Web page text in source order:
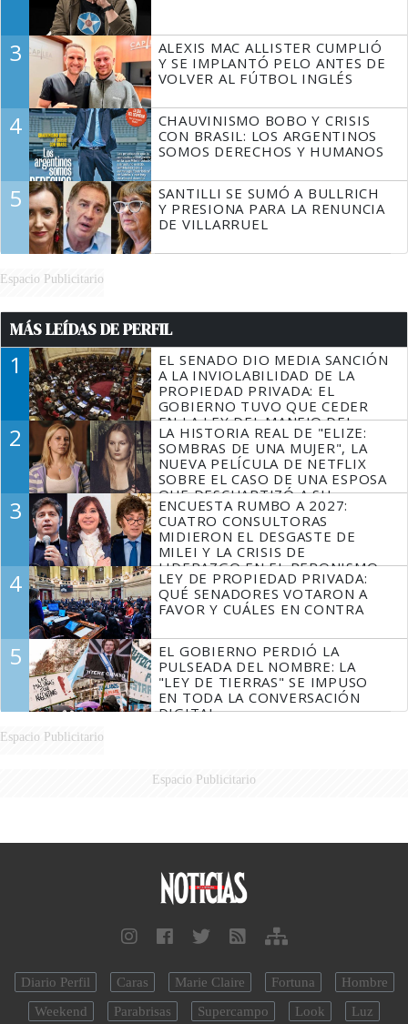
3
ALEXIS MAC ALLISTER CUMPLIÓ
Y SE IMPLANTÓ PELO ANTES DE
VOLVER AL FÚTBOL INGLÉS
4
CHAUVINISMO BOBO Y CRISIS
CON BRASIL: LOS ARGENTINOS
SOMOS DERECHOS Y HUMANOS
5
SANTILLI SE SUMÓ A BULLRICH
Y PRESIONA PARA LA RENUNCIA
DE VILLARRUEL
Espacio Publicitario
MÁS LEÍDAS DE PERFIL
1
EL SENADO DIO MEDIA SANCIÓN
A LA INVIOLABILIDAD DE LA
PROPIEDAD PRIVADA: EL
GOBIERNO TUVO QUE CEDER
EN LA LEY DEL MANEJO DEL
FUEGO
2
LA HISTORIA REAL DE "ELIZE:
SOMBRAS DE UNA MUJER", LA
NUEVA PELÍCULA DE NETFLIX
SOBRE EL CASO DE UNA ESPOSA
QUE DESCUARTIZÓ A SU
MARIDO
3
ENCUESTA RUMBO A 2027:
CUATRO CONSULTORAS
MIDIERON EL DESGASTE DE
MILEI Y LA CRISIS DE
LIDERAZGO EN EL PERONISMO
4
LEY DE PROPIEDAD PRIVADA:
QUÉ SENADORES VOTARON A
FAVOR Y CUÁLES EN CONTRA
5
EL GOBIERNO PERDIÓ LA
PULSEADA DEL NOMBRE: LA
"LEY DE TIERRAS" SE IMPUSO
EN TODA LA CONVERSACIÓN
DIGITAL
Espacio Publicitario
Espacio Publicitario
Diario Perfil Caras Marie Claire Fortuna
Hombre
Weekend
Parabrisas Supercampo Look Luz